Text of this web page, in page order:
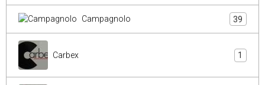
Campagnolo 39
Carbex 1